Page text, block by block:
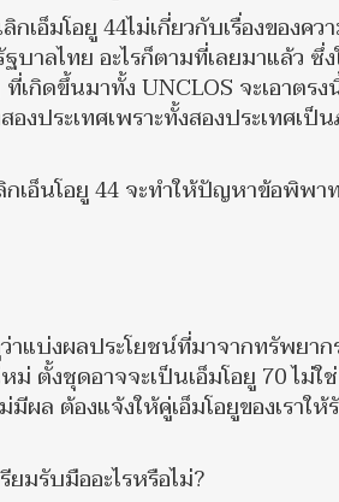
เอ็มโอยู 44ไม่เกี่ยวกับเรื่องของคว
าลไทย อะไรก็ตามที่เลยมาแล้ว ซึ่
กิดขึ้นมาทั้ง UNCLOS จะเอาตรง
งประเทศเพราะทั้งสองประเทศเป็
เอ็นโอยู 44 จะทำให้ปัญหาข้อพิพา
แบ่งผลประโยชน์ที่มาจากทรัพยาก
ตั้งชุดอาจจะเป็นเอ็มโอยู 70 ไม่ใ
ล ต้องแจ้งให้คู่เอ็มโอยูของเราให้
มรับมืออะไรหรือไม่?